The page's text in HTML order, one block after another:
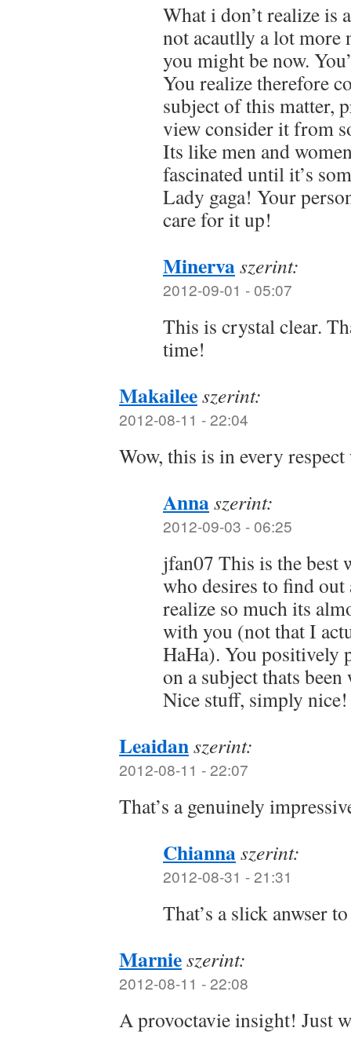
What i don’t realize is
not acautlly a lot more
you might be now.
You realize therefore
subject of this matter,
view consider it from
Its like men and
fascinated until it’s
Lady gaga! Your
care for it up!
Minervaszerint:
2012-09-01 - 05:07
This is crystal clear.
time!
Makaileeszerint:
2012-08-11 - 22:04
Wow, this is in every
Annaszerint:
2012-09-03 - 06:25
jfan07 This is the best
who desires to find
realize so much its
with you (not that I
HaHa). You positively
on a subject thats
Nice stuff, simply nice!
Leaidanszerint:
2012-08-11 - 22:07
That’s a genuinely
Chiannaszerint:
2012-08-31 - 21:31
That’s a slick anwser
Marnieszerint:
2012-08-11 - 22:08
A provoctavie insight! Just